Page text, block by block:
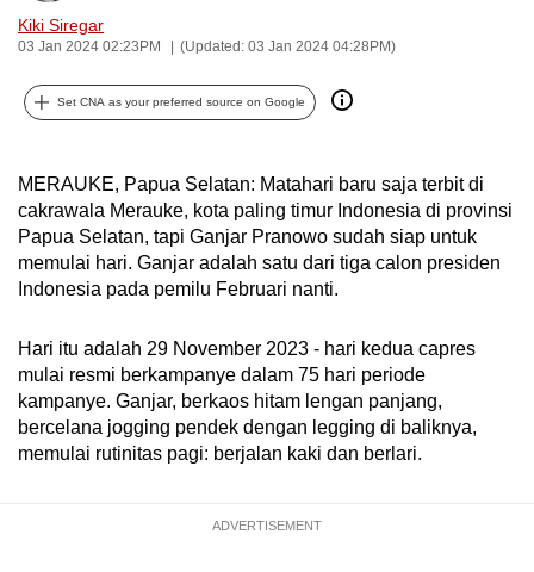
Kiki Siregar
03 Jan 2024 02:23PM (Updated: 03 Jan 2024 04:28PM)
Set CNA as your preferred source on Google
MERAUKE, Papua Selatan: Matahari baru saja terbit di
cakrawala Merauke, kota paling timur Indonesia di provinsi
Papua Selatan, tapi Ganjar Pranowo sudah siap untuk
memulai hari. Ganjar adalah satu dari tiga calon presiden
Indonesia pada pemilu Februari nanti.
Hari itu adalah 29 November 2023 - hari kedua capres
mulai resmi berkampanye dalam 75 hari periode
kampanye. Ganjar, berkaos hitam lengan panjang,
bercelana jogging pendek dengan legging di baliknya,
memulai rutinitas pagi: berjalan kaki dan berlari.
ADVERTISEMENT
possibly
be.
To
continue,
to
a
supported
browser
or,
the
finest
experience,
download